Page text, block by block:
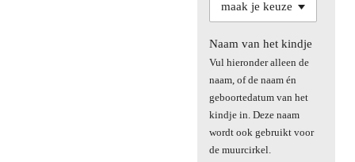
Naam van het kindje
Vul hieronder alleen de
naam, of de naam én
geboortedatum van het
kindje in. Deze naam
wordt ook gebruikt voor
de muurcirkel.